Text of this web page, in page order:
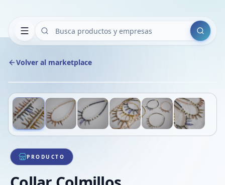
Buscar
Volver al marketplace
VER
1/6
PRODUCTO